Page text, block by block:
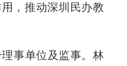
，推动深圳民办教
事单位及监事。林